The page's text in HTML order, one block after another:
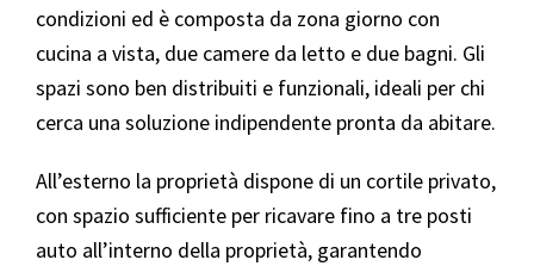
condizioni ed è composta da zona giorno con
cucina a vista, due camere da letto e due bagni. Gli
spazi sono ben distribuiti e funzionali, ideali per chi
cerca una soluzione indipendente pronta da abitare.
All’esterno la proprietà dispone di un cortile privato,
con spazio sufficiente per ricavare fino a tre posti
auto all’interno della proprietà, garantendo